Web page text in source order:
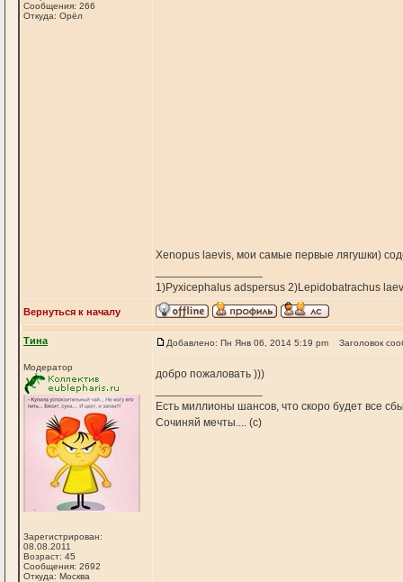
Сообщения: 266
Откуда: Орёл
Xenopus laevis, мои самые первые лягушки)
1)Pyxicephalus adspersus 2)Lepidobatrachus
Вернуться к началу
Тина
Модератор
Зарегистрирован:
08.08.2011
Возраст: 45
Сообщения: 2692
Откуда: Москва
Добавлено: Пн Янв 06, 2014 5:19 pm Заголовок
добро пожаловать )))
Есть миллионы шансов, что скоро будет все
Сочиняй мечты.... (с)